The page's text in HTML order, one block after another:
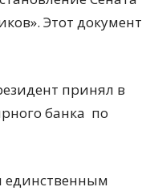
Этот документ
принял в
банка по
единственным